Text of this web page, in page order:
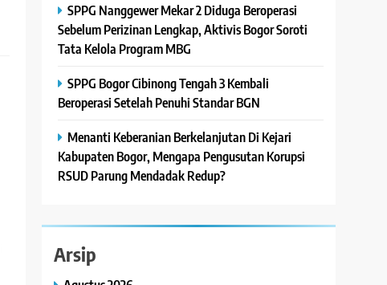
SPPG Nanggewer Mekar 2 Diduga Beroperasi
Sebelum Perizinan Lengkap, Aktivis Bogor Soroti
Tata Kelola Program MBG
SPPG Bogor Cibinong Tengah 3 Kembali
Beroperasi Setelah Penuhi Standar BGN
Menanti Keberanian Berkelanjutan Di Kejari
Kabupaten Bogor, Mengapa Pengusutan Korupsi
RSUD Parung Mendadak Redup?
Arsip